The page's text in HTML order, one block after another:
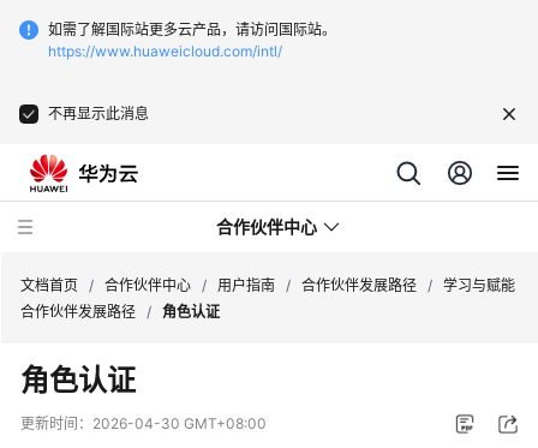
如需了解国际站更多云产品，请访问国际站。
https://www.huaweicloud.com/intl/
不再显示此消息
合作伙伴中心
用
户
指
文档首页 / 合作伙伴中心 / 用户指南 / 合作伙伴发展路径 / 学习与赋能
合作伙伴发展路径 / 角色认证
角色认证
更新时间： 2026-04-30 GMT+08:00